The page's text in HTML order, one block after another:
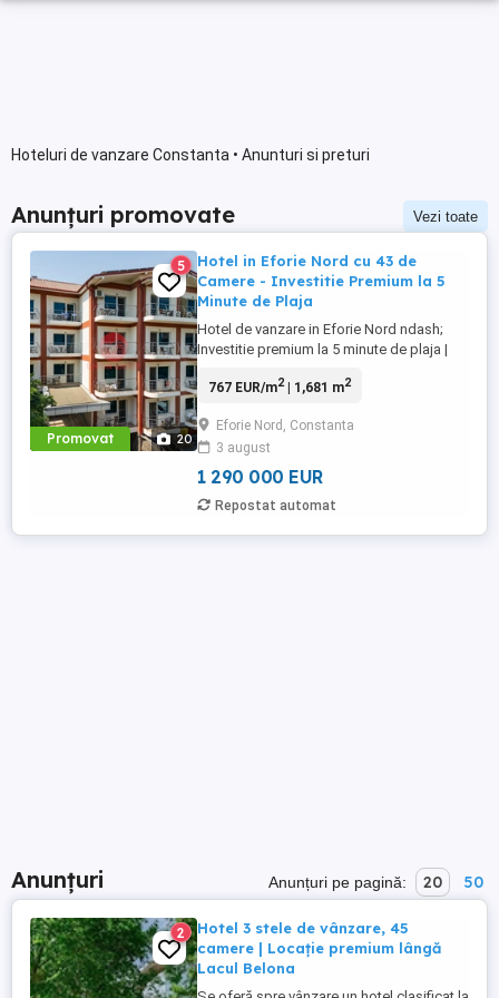
Hoteluri de vanzare Constanta • Anunturi si preturi
Anunțuri promovate Vezi toate
Promovat 20
5
Hotel in Eforie Nord cu 43 de
Camere - Investitie Premium la 5
Minute de Plaja
Hotel de vanzare in Eforie Nord ndash;
Investitie premium la 5 minute de plaja |
in turismul de pe litoral? Descopera Hotel
proprietati de pe litoralul romanesc, acum
disponibil spre vanzare. Situat excelent,
pe strada ...
767 EUR/m2| 1,681 m2
Eforie Nord, Constanta
3 august
1 290 000 EUR
Repostat automat
Anunțuri Anunțuri pe pagină: 20 50
2
Hotel 3 stele de vânzare, 45
camere | Locație premium lângă
Lacul Belona